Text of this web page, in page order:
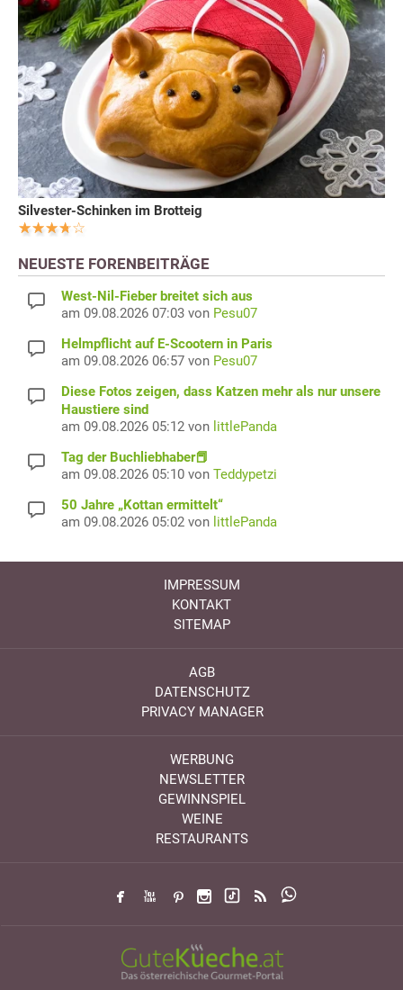
Silvester-Schinken im Brotteig
NEUESTE FORENBEITRÄGE
West-Nil-Fieber breitet sich aus
am 09.08.2026 07:03 von Pesu07
Helmpflicht auf E-Scootern in Paris
am 09.08.2026 06:57 von Pesu07
Diese Fotos zeigen, dass Katzen mehr als nur unsere
Haustiere sind
am 09.08.2026 05:12 von littlePanda
Tag der Buchliebhaber📕
am 09.08.2026 05:10 von Teddypetzi
50 Jahre „Kottan ermittelt“
am 09.08.2026 05:02 von littlePanda
IMPRESSUM
KONTAKT
SITEMAP
AGB
DATENSCHUTZ
PRIVACY MANAGER
WERBUNG
NEWSLETTER
GEWINNSPIEL
WEINE
RESTAURANTS